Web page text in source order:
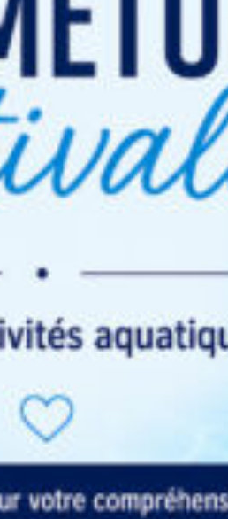
Conseils du
prévoir pour la
Maillot de bain
quelque soit
sont les modalités
pendant
